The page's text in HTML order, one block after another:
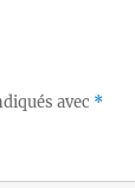
avec *